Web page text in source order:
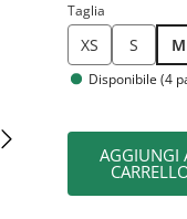
Taglia
XS S M
Disponibile (4
AGGIUNGI